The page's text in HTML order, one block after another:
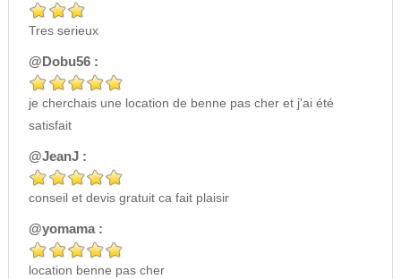
Tres serieux
@Dobu56 :
je cherchais une location de benne pas cher et j'ai été
satisfait
@JeanJ :
conseil et devis gratuit ca fait plaisir
@yomama :
location benne pas cher